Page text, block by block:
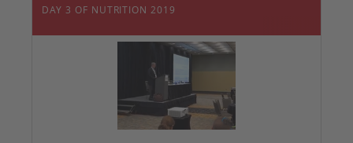
DAY 3 OF NUTRITION 2019